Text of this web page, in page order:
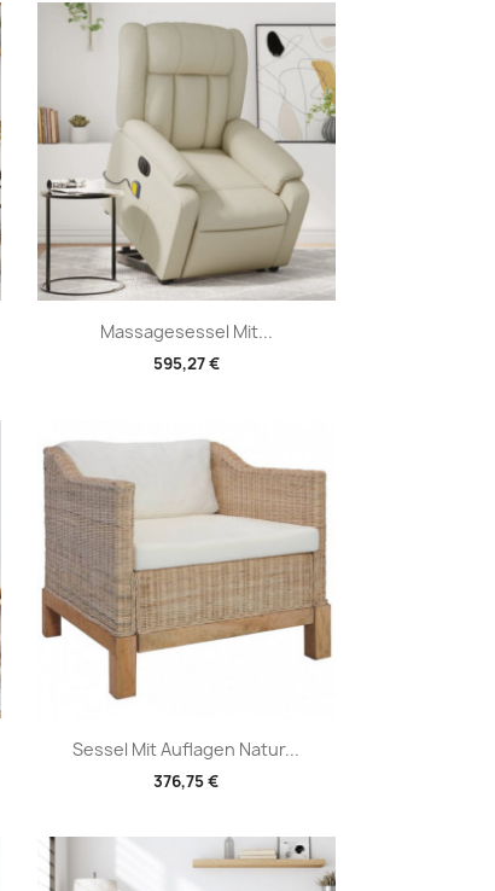
Massagesessel Mit...
595,27 €
Vorschau
Sessel Mit Auflagen Natur...
376,75 €
Vorschau